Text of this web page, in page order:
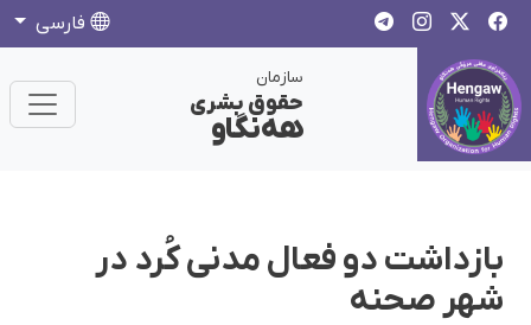
فارسی
سازمان
حقوق بشری
هەنگاو
بازداشت دو فعال مدنی کُرد در
شهر صحنه